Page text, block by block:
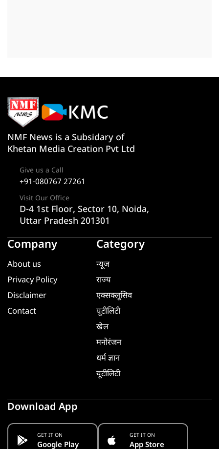
NMF News is a Subsidary of
Khetan Media Creation Pvt Ltd
Give us a Call
+91-080767 27261
Visit Our Office
D-4 1st Floor, Sector 10, Noida,
Uttar Pradesh 201301
Company
About us
Privacy Policy
Disclaimer
Contact
Category
न्यूज
राज्य
एक्सक्लूसिव
यूटीलिटी
खेल
मनोरंजन
धर्म ज्ञान
यूटीलिटी
Download App
GET IT ON
Google Play
GET IT ON
App Store